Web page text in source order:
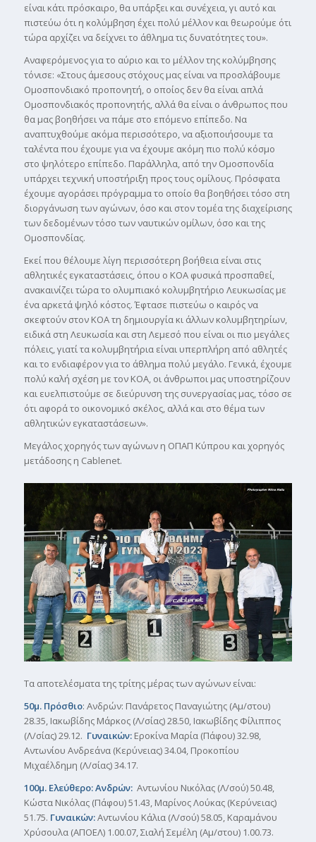
είναι κάτι πρόσκαιρο, θα υπάρξει και συνέχεια, γι αυτό και
πιστεύω ότι η κολύμβηση έχει πολύ μέλλον και θεωρούμε ότι
τώρα αρχίζει να δείχνει το άθλημα τις δυνατότητες του».
Αναφερόμενος για το αύριο και το μέλλον της κολύμβησης
τόνισε: «Στους άμεσους στόχους μας είναι να προσλάβουμε
Ομοσπονδιακό προπονητή, ο οποίος δεν θα είναι απλά
Ομοσπονδιακός προπονητής, αλλά θα είναι ο άνθρωπος που
θα μας βοηθήσει να πάμε στο επόμενο επίπεδο. Να
αναπτυχθούμε ακόμα περισσότερο, να αξιοποιήσουμε τα
ταλέντα που έχουμε για να έχουμε ακόμη πιο πολύ κόσμο
στο ψηλότερο επίπεδο. Παράλληλα, από την Ομοσπονδία
υπάρχει τεχνική υποστήριξη προς τους ομίλους. Πρόσφατα
έχουμε αγοράσει πρόγραμμα το οποίο θα βοηθήσει τόσο στη
διοργάνωση των αγώνων, όσο και στον τομέα της διαχείρισης
των δεδομένων τόσο των ναυτικών ομίλων, όσο και της
Ομοσπονδίας.
Εκεί που θέλουμε λίγη περισσότερη βοήθεια είναι στις
αθλητικές εγκαταστάσεις, όπου ο ΚΟΑ φυσικά προσπαθεί,
ανακαινίζει τώρα το ολυμπιακό κολυμβητήριο Λευκωσίας με
ένα αρκετά ψηλό κόστος. Έφτασε πιστεύω ο καιρός να
σκεφτούν στον ΚΟΑ τη δημιουργία κι άλλων κολυμβητηρίων,
ειδικά στη Λευκωσία και στη Λεμεσό που είναι οι πιο μεγάλες
πόλεις, γιατί τα κολυμβητήρια είναι υπερπλήρη από αθλητές
και το ενδιαφέρον για το άθλημα πολύ μεγάλο. Γενικά, έχουμε
πολύ καλή σχέση με τον ΚΟΑ, οι άνθρωποι μας υποστηρίζουν
και ευελπιστούμε σε διεύρυνση της συνεργασίας μας, τόσο σε
ότι αφορά το οικονομικό σκέλος, αλλά και στο θέμα των
αθλητικών εγκαταστάσεων».
Μεγάλος χορηγός των αγώνων η ΟΠΑΠ Κύπρου και χορηγός
μετάδοσης η Cablenet.
Τα αποτελέσματα της τρίτης μέρας των αγώνων είναι:
50μ. Πρόσθιο: Ανδρών: Πανάρετος Παναγιώτης (Αμ/στου)
28.35, Ιακωβίδης Μάρκος (Λ/σίας) 28.50, Ιακωβίδης Φίλιππος
(Λ/σίας) 29.12. Γυναικών:Εροκίνα Μαρία (Πάφου) 32.98,
Αντωνίου Ανδρεάνα (Κερύνειας) 34.04, Προκοπίου
Μιχαέλδημη (Λ/σίας) 34.17.
100μ. Ελεύθερο: Ανδρών:Αντωνίου Νικόλας (Λ/σού) 50.48,
Κώστα Νικόλας (Πάφου) 51.43, Μαρίνος Λούκας (Κερύνειας)
51.75. Γυναικών:Αντωνίου Κάλια (Λ/σού) 58.05, Καραμάνου
Χρύσουλα (ΑΠΟΕΛ) 1.00.07, Σιαλή Σεμέλη (Αμ/στου) 1.00.73.